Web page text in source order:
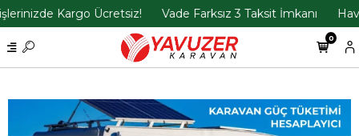
Kargo Ücretsiz! Vade Farksız 3 Taksit İmkanı
0